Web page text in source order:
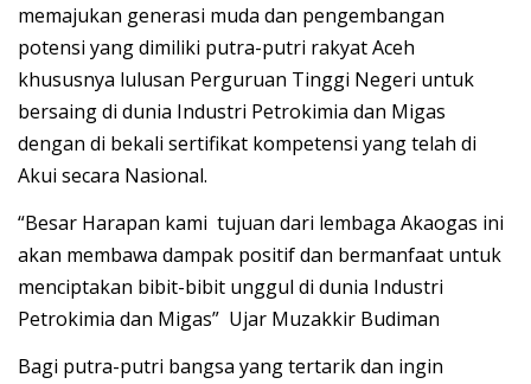
memajukan generasi muda dan pengembangan
potensi yang dimiliki putra-putri rakyat Aceh
khususnya lulusan Perguruan Tinggi Negeri untuk
bersaing di dunia Industri Petrokimia dan Migas
dengan di bekali sertifikat kompetensi yang telah di
Akui secara Nasional.
“Besar Harapan kami tujuan dari lembaga Akaogas ini
akan membawa dampak positif dan bermanfaat untuk
menciptakan bibit-bibit unggul di dunia Industri
Petrokimia dan Migas” Ujar Muzakkir Budiman
Bagi putra-putri bangsa yang tertarik dan ingin